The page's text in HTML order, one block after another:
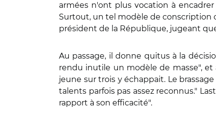
armées n'ont plus vocation à
Surtout, un tel modèle de conscription
président de la République, jugeant
Au passage, il donne quitus à la
rendu inutile un modèle de masse",
jeune sur trois y échappait. Le
talents parfois pas assez reconnus."
rapport à son efficacité".